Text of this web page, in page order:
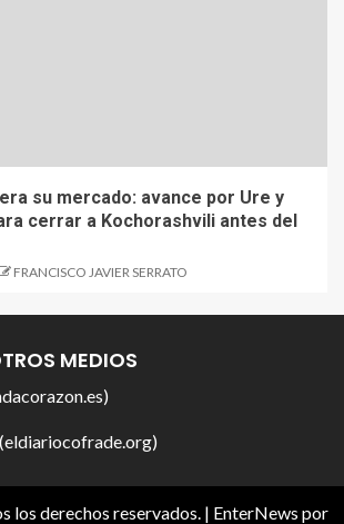
su mercado: avance por Ure y
cerrar a Kochorashvili antes del
FRANCISCO JAVIER SERRATO
MEDIOS
los derechos reservados. | EnterNews por